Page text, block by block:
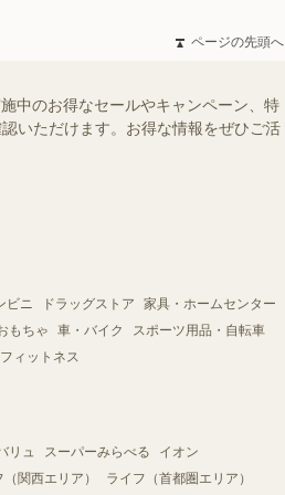
ページの先頭へ
中のお得なセールやキャンペーン、特
いただけます。お得な情報をぜひご活
ビニ ドラッグストア
家具・ホームセンター
もちゃ
車・バイク
スポーツ用品・自転車
ィットネス
リュ スーパーみらべる
イオン
関西エリア）
ライフ（首都圏エリア）